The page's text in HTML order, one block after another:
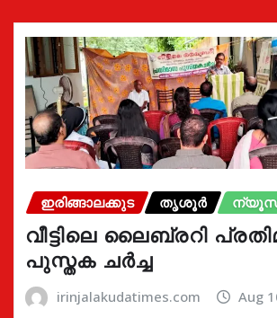
ഇരിങ്ങാലക്കുട തൃശൂർ
വീട്ടിലെ ലൈബ്രറി
പുസ്തക ചർച്ച
irinjalakudatimes.com Aug